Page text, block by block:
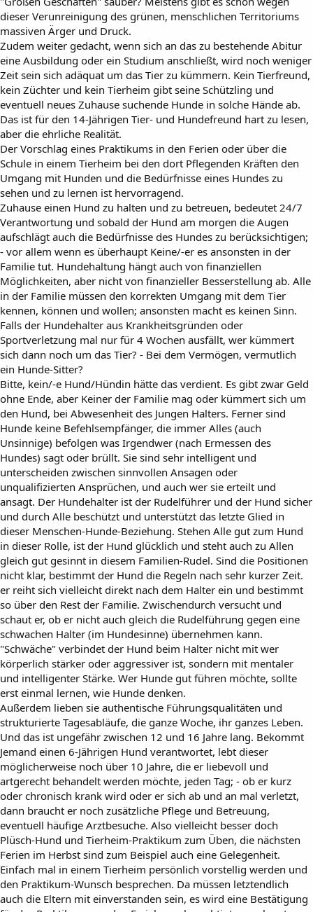
dieser Verunreinigung des grünen, menschlichen Territoriums
massiven Ärger und Druck.
Zudem weiter gedacht, wenn sich an das zu bestehende Abitur
eine Ausbildung oder ein Studium anschließt, wird noch weniger
Zeit sein sich adäquat um das Tier zu kümmern. Kein Tierfreund,
kein Züchter und kein Tierheim gibt seine Schützling und
eventuell neues Zuhause suchende Hunde in solche Hände ab.
Das ist für den 14-Jährigen Tier- und Hundefreund hart zu lesen,
aber die ehrliche Realität.
Der Vorschlag eines Praktikums in den Ferien oder über die
Schule in einem Tierheim bei den dort Pflegenden Kräften den
Umgang mit Hunden und die Bedürfnisse eines Hundes zu
sehen und zu lernen ist hervorragend.
Zuhause einen Hund zu halten und zu betreuen, bedeutet 24/7
Verantwortung und sobald der Hund am morgen die Augen
aufschlägt auch die Bedürfnisse des Hundes zu berücksichtigen;
- vor allem wenn es überhaupt Keine/-er es ansonsten in der
Familie tut. Hundehaltung hängt auch von finanziellen
Möglichkeiten, aber nicht von finanzieller Besserstellung ab. Alle
in der Familie müssen den korrekten Umgang mit dem Tier
kennen, können und wollen; ansonsten macht es keinen Sinn.
Falls der Hundehalter aus Krankheitsgründen oder
Sportverletzung mal nur für 4 Wochen ausfällt, wer kümmert
sich dann noch um das Tier? - Bei dem Vermögen, vermutlich
ein Hunde-Sitter?
Bitte, kein/-e Hund/Hündin hätte das verdient. Es gibt zwar Geld
ohne Ende, aber Keiner der Familie mag oder kümmert sich um
den Hund, bei Abwesenheit des Jungen Halters. Ferner sind
Hunde keine Befehlsempfänger, die immer Alles (auch
Unsinnige) befolgen was Irgendwer (nach Ermessen des
Hundes) sagt oder brüllt. Sie sind sehr intelligent und
unterscheiden zwischen sinnvollen Ansagen oder
unqualifizierten Ansprüchen, und auch wer sie erteilt und
ansagt. Der Hundehalter ist der Rudelführer und der Hund sicher
und durch Alle beschützt und unterstützt das letzte Glied in
dieser Menschen-Hunde-Beziehung. Stehen Alle gut zum Hund
in dieser Rolle, ist der Hund glücklich und steht auch zu Allen
gleich gut gesinnt in diesem Familien-Rudel. Sind die Positionen
nicht klar, bestimmt der Hund die Regeln nach sehr kurzer Zeit.
er reiht sich vielleicht direkt nach dem Halter ein und bestimmt
so über den Rest der Familie. Zwischendurch versucht und
schaut er, ob er nicht auch gleich die Rudelführung gegen eine
schwachen Halter (im Hundesinne) übernehmen kann.
"Schwäche" verbindet der Hund beim Halter nicht mit wer
körperlich stärker oder aggressiver ist, sondern mit mentaler
und intelligenter Stärke. Wer Hunde gut führen möchte, sollte
erst einmal lernen, wie Hunde denken.
Außerdem lieben sie authentische Führungsqualitäten und
strukturierte Tagesabläufe, die ganze Woche, ihr ganzes Leben.
Und das ist ungefähr zwischen 12 und 16 Jahre lang. Bekommt
Jemand einen 6-Jährigen Hund verantwortet, lebt dieser
möglicherweise noch über 10 Jahre, die er liebevoll und
artgerecht behandelt werden möchte, jeden Tag; - ob er kurz
oder chronisch krank wird oder er sich ab und an mal verletzt,
dann braucht er noch zusätzliche Pflege und Betreuung,
eventuell häufige Arztbesuche. Also vielleicht besser doch
Plüsch-Hund und Tierheim-Praktikum zum Üben, die nächsten
Ferien im Herbst sind zum Beispiel auch eine Gelegenheit.
Einfach mal in einem Tierheim persönlich vorstellig werden und
den Praktikum-Wunsch besprechen. Da müssen letztendlich
auch die Eltern mit einverstanden sein, es wird eine Bestätigung